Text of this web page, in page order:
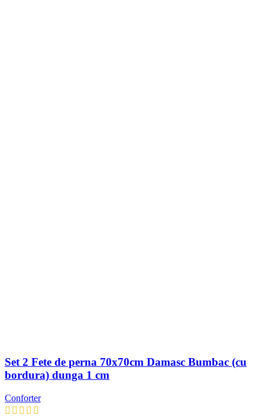
Set 2 Fete de perna 70x70cm Damasc Bumbac (cu
bordura) dunga 1 cm
Conforter